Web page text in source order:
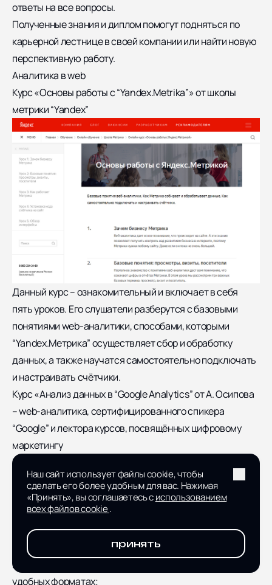
ответы на все вопросы.
Полученные знания и диплом помогут подняться по
карьерной лестнице в своей компании или найти новую
перспективную работу.
Аналитика в web
Курс «Основы работы с “Yandex.Metrika”» от школы
метрики “Yandex”
Данный курс – ознакомительный и включает в себя
пять уроков. Его слушатели разберутся с базовыми
понятиями web-аналитики, способами, которыми
“Yandex.Метрика” осуществляет сбор и обработку
данных, а также научатся самостоятельно подключать
и настраивать счётчики.
Курс «Анализ данных в “Google Analytics” от А. Осипова
– web-аналитика, сертифицированного спикера
“Google” и лектора курсов, посвящённых цифровому
маркетингу
Программа включает в себя восемь блоков,
посвящённых следующим темам:
Подготовительные мероприятия и анализ в “GA”;
Кастомные отчёты и дополнительный параметр;
Сегменты для работы внутри “GA”;
Расширение данных;
Выгрузка данных и возможность работы с ними в
удобных форматах;
Наш сайт использует файлы cookie, чтобы
сделать его более удобным для вас. Нажимая
«Принять», вы соглашаетесь сиспользованием
всех файлов cookie.
принять